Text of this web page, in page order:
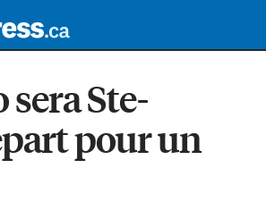
Ste-
pour un